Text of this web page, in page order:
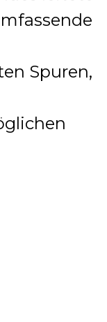
Spuren,